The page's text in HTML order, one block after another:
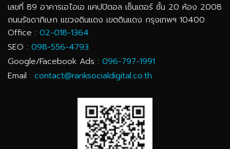
เลขที่ 89 อาคารเอไอเอ แคปปิตอล เซ็นเตอร์ ชั้น 20 ห้อง 2008
ถนนรัชดาภิเษก แขวงดินแดง เขตดินแดง กรุงเทพฯ 10400
Office : 02-018-1364
SEO : 098-556-4793
Google/Facebook Ads : 096-797-1991
Email : contact@ranksocialdigital.co.th